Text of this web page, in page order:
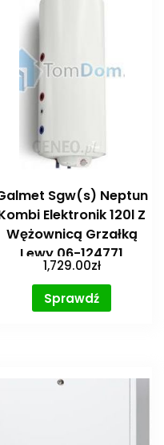
Sgw(s) Neptun
Elektronik 120l Z
Wężownicą Grzałką
Lewy 06-124771
1,729.00zł
Sprawdź